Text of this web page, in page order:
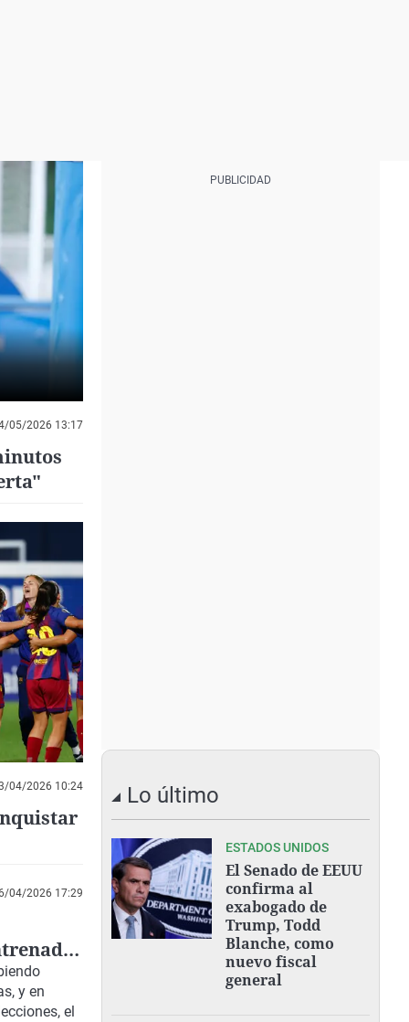
05/2026 13:17
04/2026 10:24
04/2026 17:29
y en
el
Lo último
ESTADOS UNIDOS
El Senado de EEUU
confirma al
exabogado de
Trump, Todd
Blanche, como
nuevo fiscal
general